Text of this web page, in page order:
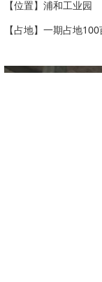
【位置】浦和工业园
【占地】一期占地